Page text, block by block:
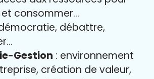
consommer…
débattre,
Gestion : environnement
création de valeur,